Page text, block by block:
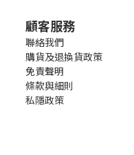
顧客服務
聯絡我們
購貨及退換貨政策
免責聲明
條款與細則
私隱政策